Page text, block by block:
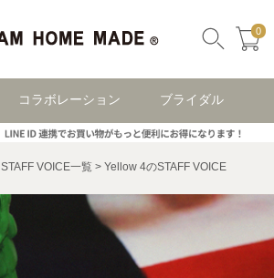
0
コラボレーション ブライダル
STAFF VOICE一覧 Yellow 4のSTAFF VOICE